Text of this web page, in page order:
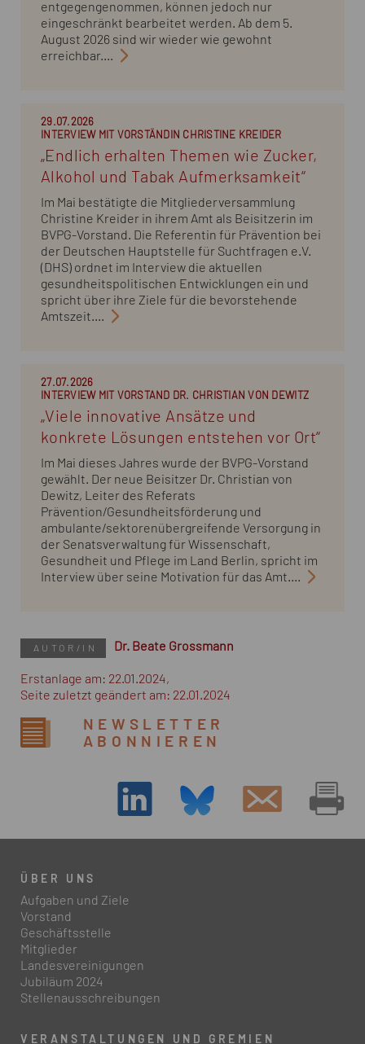
entgegengenommen, können jedoch nur
eingeschränkt bearbeitet werden. Ab dem 5.
August 2026 sind wir wieder wie gewohnt
erreichbar....
29.07.2026
INTERVIEW MIT VORSTÄNDIN CHRISTINE KREIDER
„Endlich erhalten Themen wie Zucker,
Alkohol und Tabak Aufmerksamkeit“
Im Mai bestätigte die Mitgliederversammlung
Christine Kreider in ihrem Amt als Beisitzerin im
BVPG-Vorstand. Die Referentin für Prävention bei
der Deutschen Hauptstelle für Suchtfragen e.V.
(DHS) ordnet im Interview die aktuellen
gesundheitspolitischen Entwicklungen ein und
spricht über ihre Ziele für die bevorstehende
Amtszeit....
27.07.2026
INTERVIEW MIT VORSTAND DR. CHRISTIAN VON DEWITZ
„Viele innovative Ansätze und
konkrete Lösungen entstehen vor Ort“
Im Mai dieses Jahres wurde der BVPG-Vorstand
gewählt. Der neue Beisitzer Dr. Christian von
Dewitz, Leiter des Referats
Prävention/Gesundheitsförderung und
ambulante/sektorenübergreifende Versorgung in
der Senatsverwaltung für Wissenschaft,
Gesundheit und Pflege im Land Berlin, spricht im
Interview über seine Motivation für das Amt....
AUTOR/IN Dr. Beate Grossmann
Erstanlage am: 22.01.2024,
Seite zuletzt geändert am: 22.01.2024
NEWSLETTER
ABONNIEREN
ÜBER UNS
Aufgaben und Ziele
Vorstand
Geschäftsstelle
Mitglieder
Landesvereinigungen
Jubiläum 2024
Stellenausschreibungen
VERANSTALTUNGEN UND GREMIEN